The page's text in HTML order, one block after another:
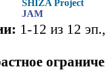
SHIZA Project
JAM
1-12 из 12